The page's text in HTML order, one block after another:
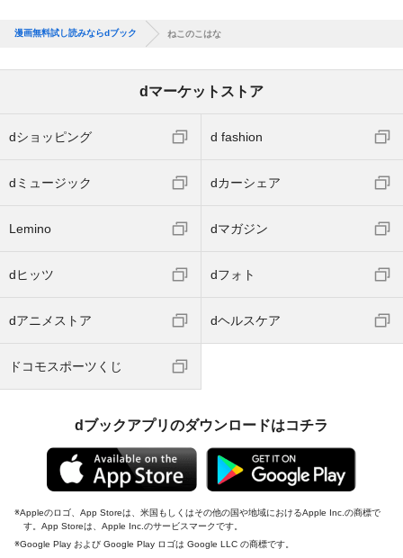
漫画無料試し読みならdブック ねこのこはな
dマーケットストア
dショッピング d fashion
dミュージック dカーシェア
Lemino dマガジン
dヒッツ dフォト
dアニメストア dヘルスケア
ドコモスポーツくじ
dブックアプリのダウンロードはコチラ
Appleのロゴ、App Storeは、米国もしくはその他の国や地域におけるApple Inc.の商標で
す。App Storeは、Apple Inc.のサービスマークです。
Google Play および Google Play ロゴは Google LLC の商標です。